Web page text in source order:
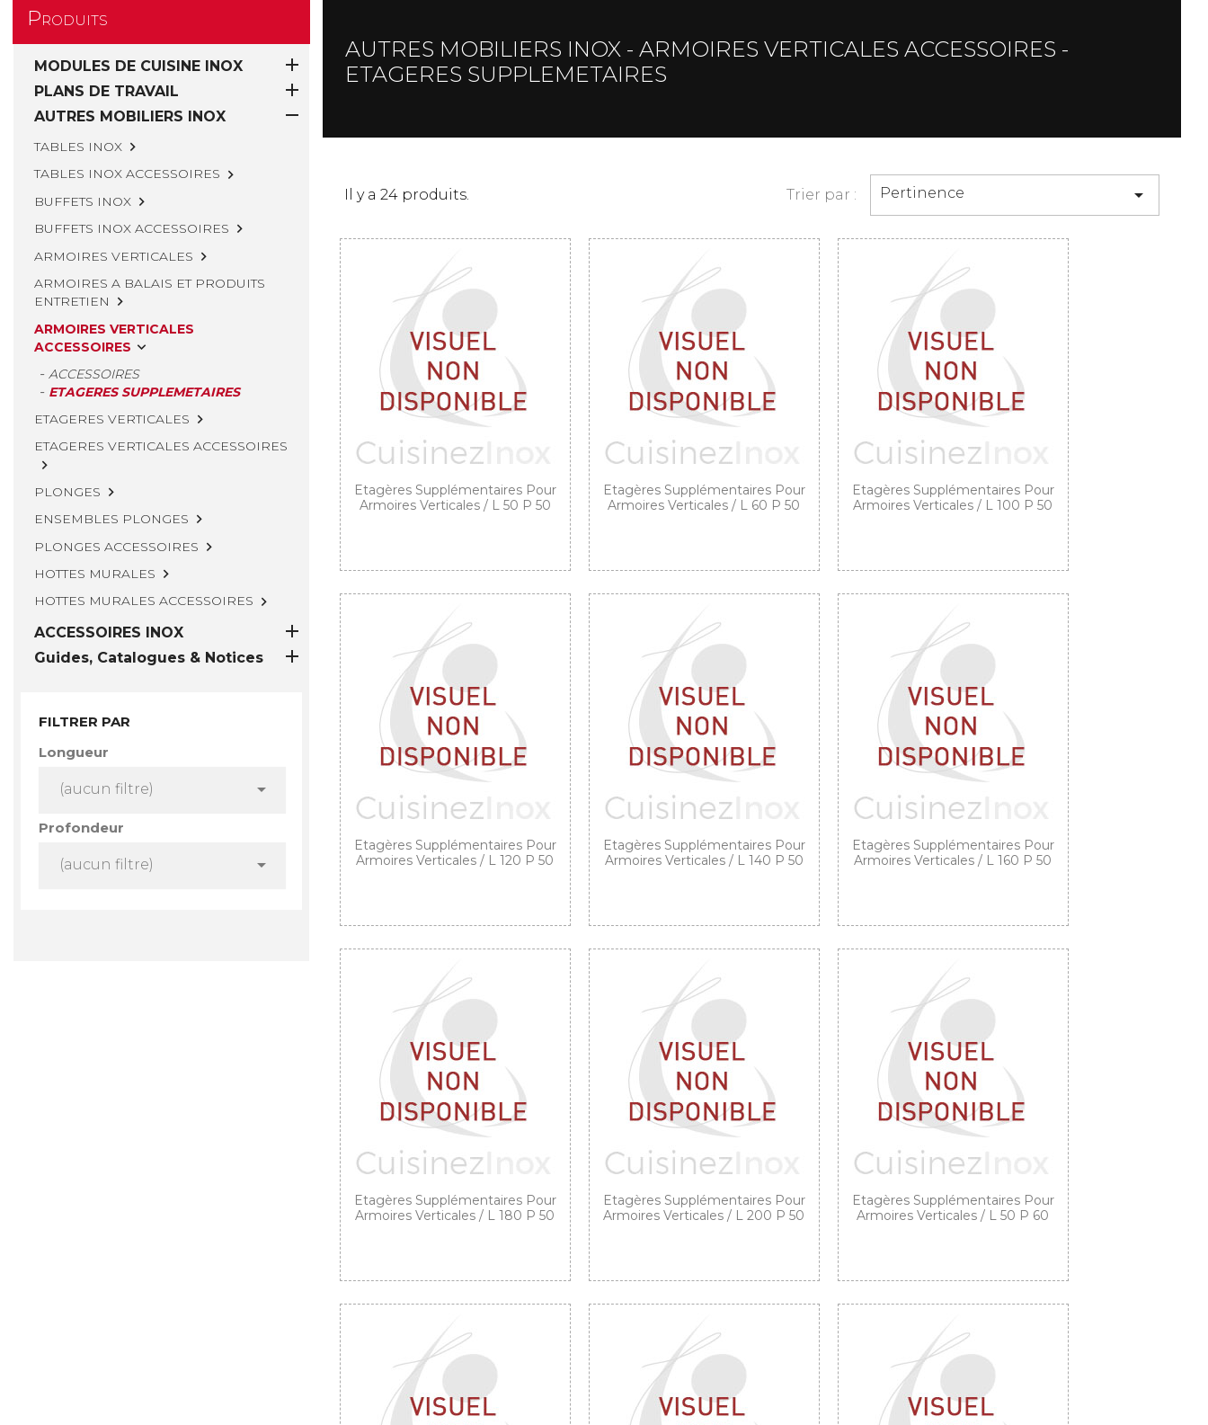
Produits
MODULES DE CUISINE INOX 
PLANS DE TRAVAIL 
AUTRES MOBILIERS INOX 
TABLES INOX 
TABLES INOX ACCESSOIRES 
BUFFETS INOX 
BUFFETS INOX ACCESSOIRES 
ARMOIRES VERTICALES 
ARMOIRES A BALAIS ET PRODUITS
ENTRETIEN

ARMOIRES VERTICALES
ACCESSOIRES 
ACCESSOIRES
ETAGERES SUPPLEMETAIRES
ETAGERES VERTICALES 
ETAGERES VERTICALES ACCESSOIRES

PLONGES 
ENSEMBLES PLONGES 
PLONGES ACCESSOIRES 
HOTTES MURALES 
HOTTES MURALES ACCESSOIRES 
ACCESSOIRES INOX

Guides, Catalogues & Notices 
FILTRER PAR
Longueur
(aucun filtre) 
Profondeur
(aucun filtre) 
AUTRES MOBILIERS INOX - ARMOIRES VERTICALES ACCESSOIRES -
ETAGERES SUPPLEMETAIRES
Il y a 24 produits. Trier par : Pertinence 
Etagères Supplémentaires Pour
Armoires Verticales / L 50 P 50
Etagères Supplémentaires Pour
Armoires Verticales / L 60 P 50
Etagères Supplémentaires Pour
Armoires Verticales / L 100 P 50
Etagères Supplémentaires Pour
Armoires Verticales / L 120 P 50
Etagères Supplémentaires Pour
Armoires Verticales / L 140 P 50
Etagères Supplémentaires Pour
Armoires Verticales / L 160 P 50
Etagères Supplémentaires Pour
Armoires Verticales / L 180 P 50
Etagères Supplémentaires Pour
Armoires Verticales / L 200 P 50
Etagères Supplémentaires Pour
Armoires Verticales / L 50 P 60